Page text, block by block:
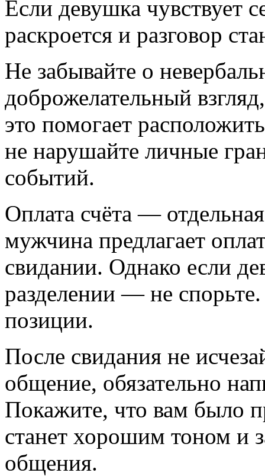
Если девушка чувствует
раскроется и разговор
Не забывайте о
доброжелательный
это помогает
не нарушайте личные
событий.
Оплата счёта —
мужчина предлагает
свидании. Однако если
разделении — не
позиции.
После свидания не
общение, обязательно
Покажите, что вам было
станет хорошим тоном и
общения.